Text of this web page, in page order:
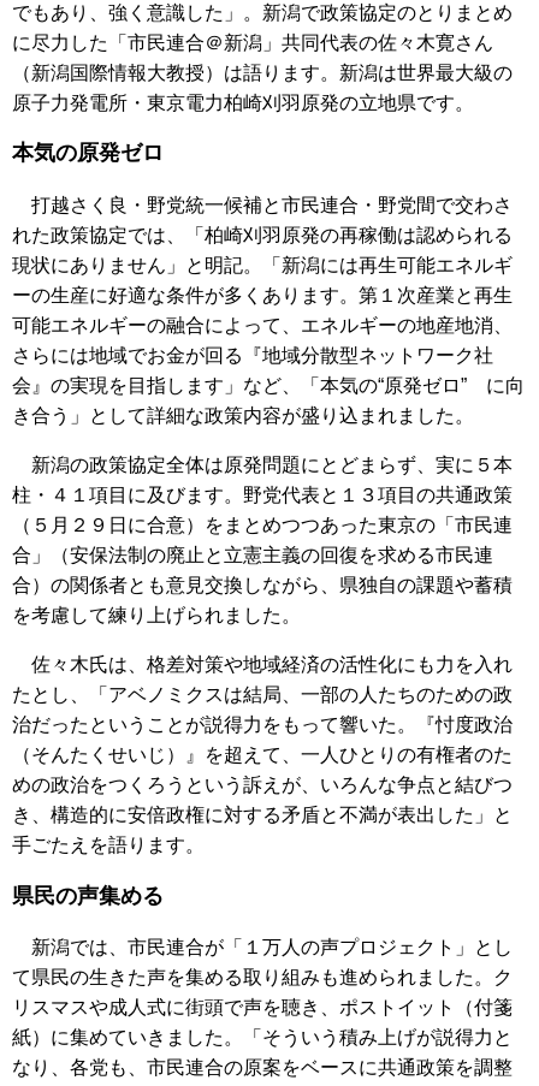
でもあり、強く意識した」。新潟で政策協定のとりまとめ
に尽力した「市民連合＠新潟」共同代表の佐々木寛さん
（新潟国際情報大教授）は語ります。新潟は世界最大級の
原子力発電所・東京電力柏崎刈羽原発の立地県です。
本気の原発ゼロ
打越さく良・野党統一候補と市民連合・野党間で交わさ
れた政策協定では、「柏崎刈羽原発の再稼働は認められる
現状にありません」と明記。「新潟には再生可能エネルギ
ーの生産に好適な条件が多くあります。第１次産業と再生
可能エネルギーの融合によって、エネルギーの地産地消、
さらには地域でお金が回る『地域分散型ネットワーク社
会』の実現を目指します」など、「本気の“原発ゼロ” に向
き合う」として詳細な政策内容が盛り込まれました。
新潟の政策協定全体は原発問題にとどまらず、実に５本
柱・４１項目に及びます。野党代表と１３項目の共通政策
（５月２９日に合意）をまとめつつあった東京の「市民連
合」（安保法制の廃止と立憲主義の回復を求める市民連
合）の関係者とも意見交換しながら、県独自の課題や蓄積
を考慮して練り上げられました。
佐々木氏は、格差対策や地域経済の活性化にも力を入れ
たとし、「アベノミクスは結局、一部の人たちのための政
治だったということが説得力をもって響いた。『忖度政治
（そんたくせいじ）』を超えて、一人ひとりの有権者のた
めの政治をつくろうという訴えが、いろんな争点と結びつ
き、構造的に安倍政権に対する矛盾と不満が表出した」と
手ごたえを語ります。
県民の声集める
新潟では、市民連合が「１万人の声プロジェクト」とし
て県民の生きた声を集める取り組みも進められました。ク
リスマスや成人式に街頭で声を聴き、ポストイット（付箋
紙）に集めていきました。「そういう積み上げが説得力と
なり、各党も、市民連合の原案をベースに共通政策を調整